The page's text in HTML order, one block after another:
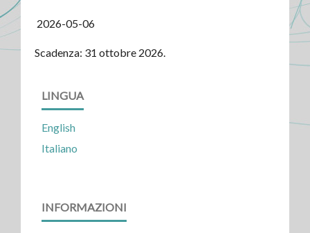
2026-05-06
Scadenza: 31 ottobre 2026.
LINGUA
English
Italiano
INFORMAZIONI